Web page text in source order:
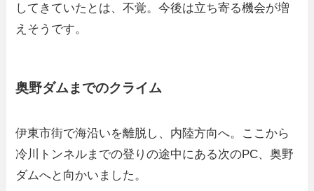
してきていたとは、不覚。今後は立ち寄る機会が増
えそうです。
奥野ダムまでのクライム
伊東市街で海沿いを離脱し、内陸方向へ。ここから
冷川トンネルまでの登りの途中にある次のPC、奥野
ダムへと向かいました。